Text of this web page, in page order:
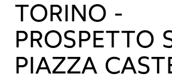
TORINO -
PROSPETTO
PIAZZA